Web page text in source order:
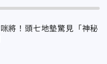
將！頭七地墊驚見「神秘